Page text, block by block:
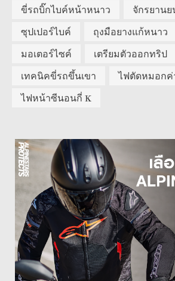
ขี่รถบิ๊กไบค์หน้าหนาว
จักรยาน
ซุปเปอร์ไบค์
ถุงมือยางแก้หนาว
มอเตอร์ไซค์
เตรียมตัวออกทริป
เทคนิคขี่รถขึ้นเขา
ไฟตัดหมอกค่
ไฟหน้าซีนอนกี่ K